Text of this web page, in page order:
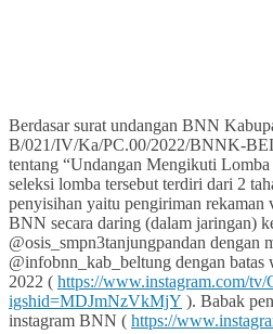
Berdasar surat undangan BNN
B/021/IV/Ka/PC.00/2022/BNNK-
tentang “Undangan Mengikuti
seleksi lomba tersebut terdiri dari 2
penyisihan yaitu pengiriman rekaman
BNN secara daring (dalam jaringan)
@osis_smpn3tanjungpandan dengan
@infobnn_kab_beltung dengan
2022 ( https://www.instagram.com/tv/
igshid=MDJmNzVkMjY ). Babak
instagram BNN ( https://